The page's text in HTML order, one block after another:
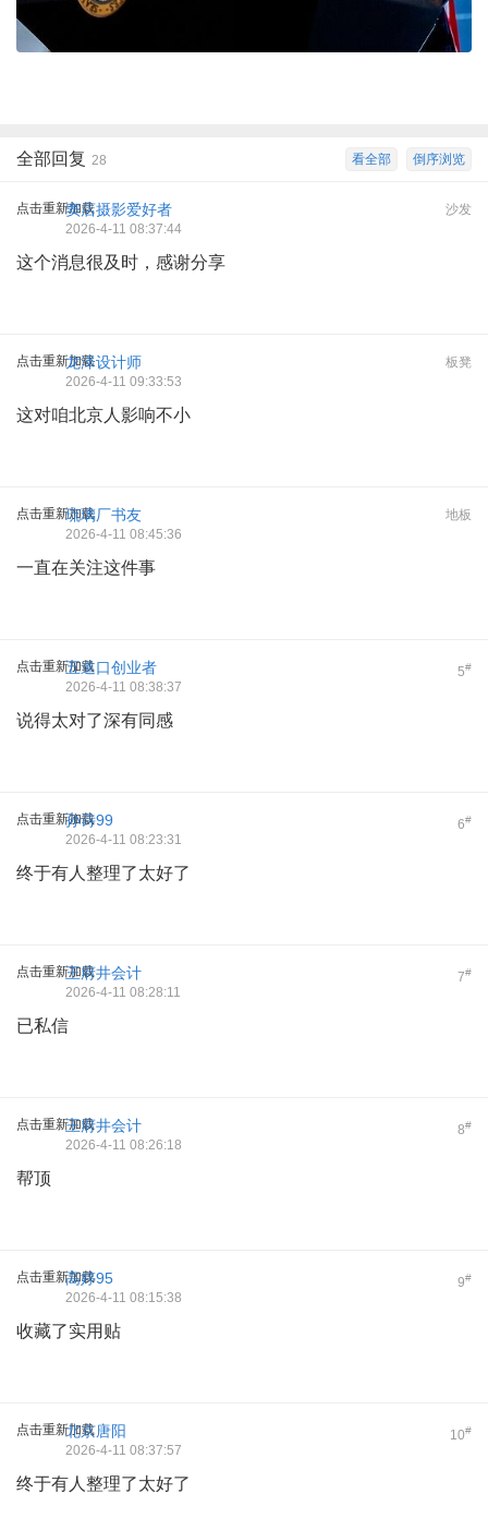
倒序浏览
看全部
全部回复 28
点击重新加载 沙发
窦店摄影爱好者
2026-4-11 08:37:44
这个消息很及时，感谢分享
点击重新加载 板凳
龙泽设计师
2026-4-11 09:33:53
这对咱北京人影响不小
点击重新加载 地板
琉璃厂书友
2026-4-11 08:45:36
一直在关注这件事
点击重新加载 5#
五道口创业者
2026-4-11 08:38:37
说得太对了深有同感
点击重新加载 6#
孙诗99
2026-4-11 08:23:31
终于有人整理了太好了
点击重新加载 7#
王府井会计
2026-4-11 08:28:11
已私信
点击重新加载 8#
王府井会计
2026-4-11 08:26:18
帮顶
点击重新加载 9#
高婷95
2026-4-11 08:15:38
收藏了实用贴
点击重新加载 10#
北京唐阳
2026-4-11 08:37:57
终于有人整理了太好了